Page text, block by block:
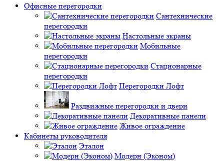
Офисные перегородки
Сантехнические
перегородки
Настольные экраны
Мобильные
перегородки
Стационарные
перегородки
Перегородки Лофт
Раздвижные перегородки и двери
Декоративные панели
Живое ограждение
Кабинеты руководителя
Эталон
Модерн (Эконом)